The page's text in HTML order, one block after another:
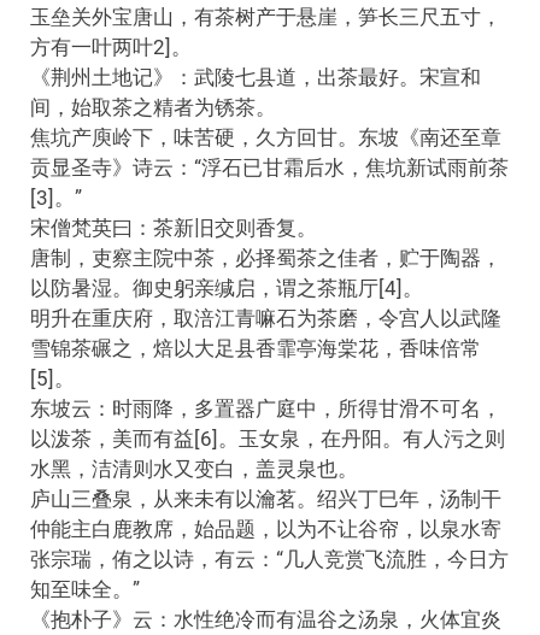
玉垒关外宝唐山，有茶树产于悬崖，笋长三尺五寸，
方有一叶两叶2]。
《荆州土地记》：武陵七县道，出茶最好。宋宣和
间，始取茶之精者为锈茶。
焦坑产庾岭下，味苦硬，久方回甘。东坡《南还至章
贡显圣寺》诗云：“浮石已甘霜后水，焦坑新试雨前茶
[3]。”
宋僧梵英曰：茶新旧交则香复。
唐制，吏察主院中茶，必择蜀茶之佳者，贮于陶器，
以防暑湿。御史躬亲缄启，谓之茶瓶厅[4]。
明升在重庆府，取涪江青嘛石为茶磨，令宫人以武隆
雪锦茶碾之，焙以大足县香霏亭海棠花，香味倍常
[5]。
东坡云：时雨降，多置器广庭中，所得甘滑不可名，
以泼茶，美而有益[6]。玉女泉，在丹阳。有人污之则
水黑，洁清则水又变白，盖灵泉也。
庐山三叠泉，从来未有以瀹茗。绍兴丁巳年，汤制干
仲能主白鹿教席，始品题，以为不让谷帘，以泉水寄
张宗瑞，侑之以诗，有云：“几人竞赏飞流胜，今日方
知至味全。”
《抱朴子》云：水性绝冷而有温谷之汤泉，火体宜炎